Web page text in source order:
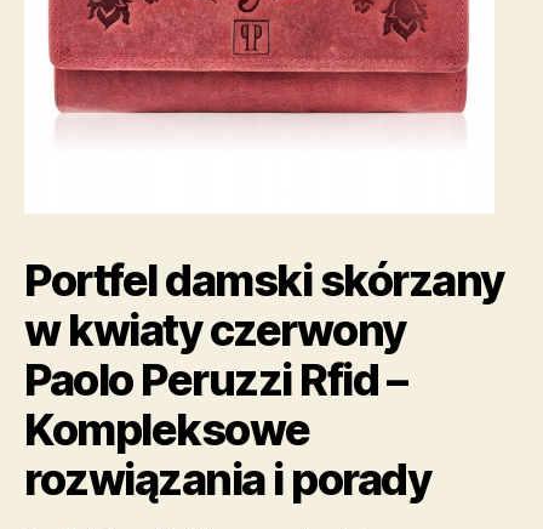
Portfel damski skórzany
w kwiaty czerwony
Paolo Peruzzi Rfid –
Kompleksowe
rozwiązania i porady